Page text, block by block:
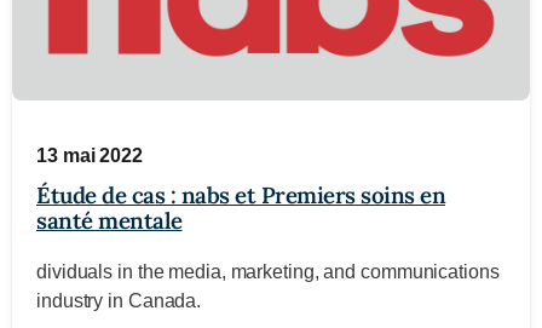
13 mai 2022
Étude de cas : nabs et Premiers soins en
santé mentale
dividuals in the media, marketing, and communications
industry in Canada.